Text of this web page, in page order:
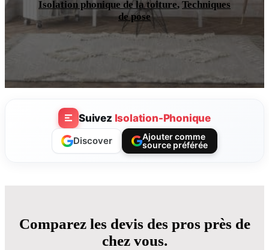
Isolation phonique de la toiture, Techniques
de pose
Suivez Isolation-Phonique
Discover
Ajouter comme
source préférée
Comparez les devis des pros près de
chez vous.